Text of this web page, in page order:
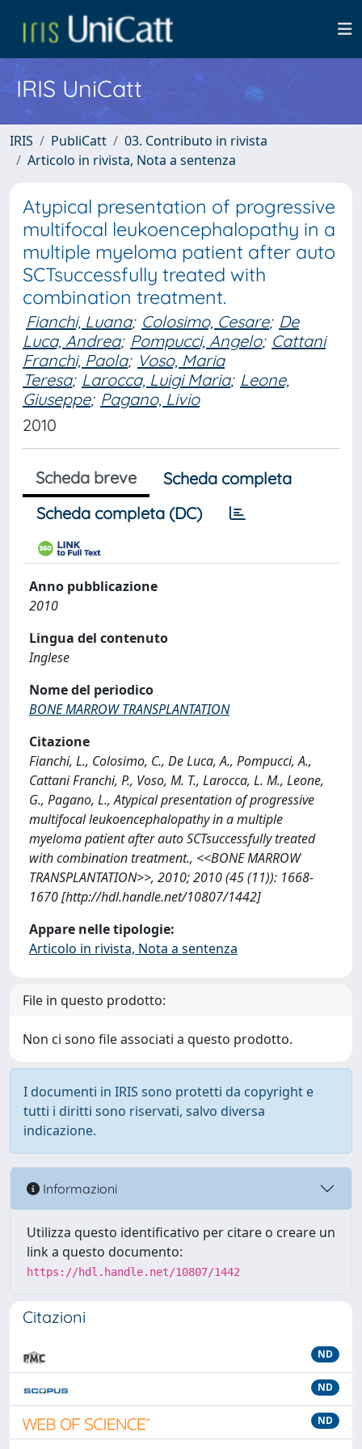
IRIS UniCatt
IRIS PubliCatt
03. Contributo in rivista
Articolo in rivista, Nota a sentenza
Atypical presentation of progressive
multifocal leukoencephalopathy in a
multiple myeloma patient after auto
SCTsuccessfully treated with
combination treatment.
Fianchi, Luana; Colosimo, Cesare; De
Luca, Andrea; Pompucci, Angelo; Cattani
Franchi, Paola; Voso, Maria
Teresa; Larocca, Luigi Maria; Leone,
Giuseppe; Pagano, Livio
2010
Scheda breve
Scheda completa
Scheda completa (DC)
Anno pubblicazione
2010
Lingua del contenuto
Inglese
Nome del periodico
BONE MARROW TRANSPLANTATION
Citazione
Fianchi, L., Colosimo, C., De Luca, A., Pompucci, A.,
Cattani Franchi, P., Voso, M. T., Larocca, L. M., Leone,
G., Pagano, L., Atypical presentation of progressive
multifocal leukoencephalopathy in a multiple
myeloma patient after auto SCTsuccessfully treated
with combination treatment., <<BONE MARROW
TRANSPLANTATION>>, 2010; 2010 (45 (11)): 1668-
1670 [http://hdl.handle.net/10807/1442]
Appare nelle tipologie:
Articolo in rivista, Nota a sentenza
File in questo prodotto:
Non ci sono file associati a questo prodotto.
I documenti in IRIS sono protetti da copyright e
tutti i diritti sono riservati, salvo diversa
indicazione.
Informazioni
Utilizza questo identificativo per citare o creare un
link a questo documento:
https://hdl.handle.net/10807/1442
Citazioni
ND
ND
ND